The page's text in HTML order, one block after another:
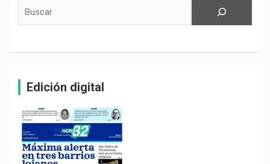
Edición digital